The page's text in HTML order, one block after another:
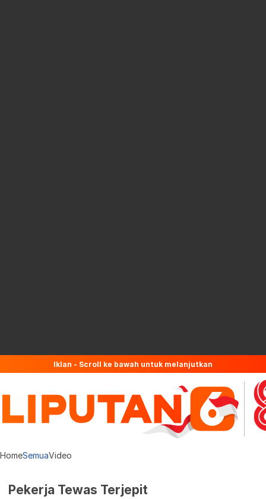
Iklan - Scroll ke bawah untuk melanjutkan
HomeSemuaVideo
Pekerja Tewas Terjepit